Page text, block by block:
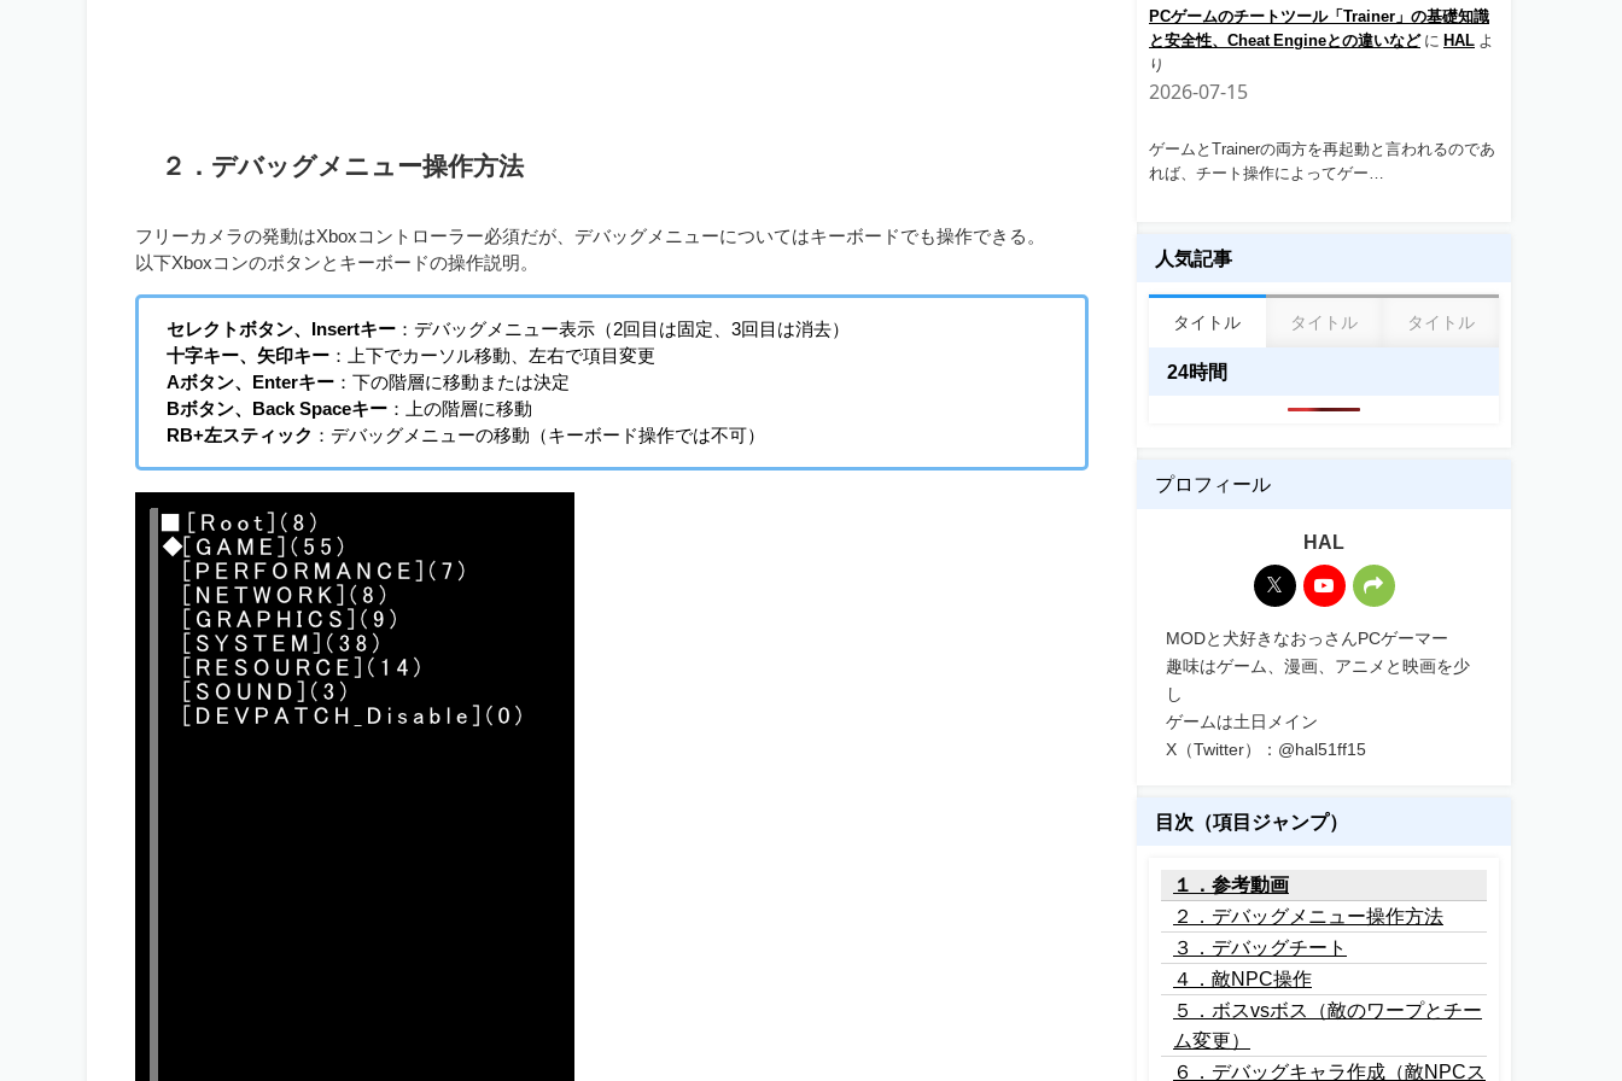
２．デバッグメニュー操作方法
フリーカメラの発動はXboxコントローラー必須だが、デバッグメニューについてはキーボードでも操作できる。
以下Xboxコンのボタンとキーボードの操作説明。
セレクトボタン、Insertキー：デバッグメニュー表示（2回目は固定、3回目は消去）
十字キー、矢印キー：上下でカーソル移動、左右で項目変更
Aボタン、Enterキー：下の階層に移動または決定
Bボタン、Back Spaceキー：上の階層に移動
RB+左スティック ：デバッグメニューの移動（キーボード操作では不可）
PCゲームのチートツール「Trainer」の基礎知識
と安全性、Cheat Engineとの違いなどに HAL よ
り
2026-07-15
ゲームとTrainerの両方を再起動と言われるのであ
れば、チート操作によってゲー…
人気記事
タイトル タイトル タイトル
24時間
プロフィール
HAL
MODと犬好きなおっさんPCゲーマー
趣味はゲーム、漫画、アニメと映画を少
し
ゲームは土日メイン
X（Twitter）：@hal51ff15
目次（項目ジャンプ）
１．参考動画
２．デバッグメニュー操作方法
３．デバッグチート
４．敵NPC操作
５．ボスvsボス（敵のワープとチー
ム変更）
６．デバッグキャラ作成（敵NPCス